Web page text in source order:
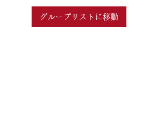
グループリストに移動